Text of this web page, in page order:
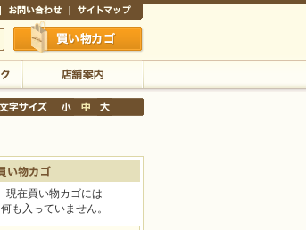
買い物かご
店舗案内
現在買い物カゴには
何も入っていません。